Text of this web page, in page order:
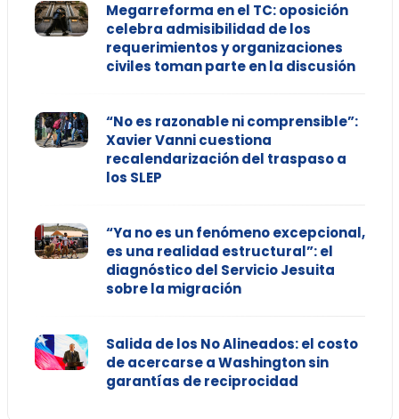
Megarreforma en el TC: oposición
celebra admisibilidad de los
requerimientos y organizaciones
civiles toman parte en la discusión
“No es razonable ni comprensible”:
Xavier Vanni cuestiona
recalendarización del traspaso a
los SLEP
“Ya no es un fenómeno excepcional,
es una realidad estructural”: el
diagnóstico del Servicio Jesuita
sobre la migración
Salida de los No Alineados: el costo
de acercarse a Washington sin
garantías de reciprocidad